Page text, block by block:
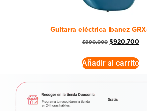
Guitarra eléctrica Ibanez
$990.000 $920.700
Añadir al carrito